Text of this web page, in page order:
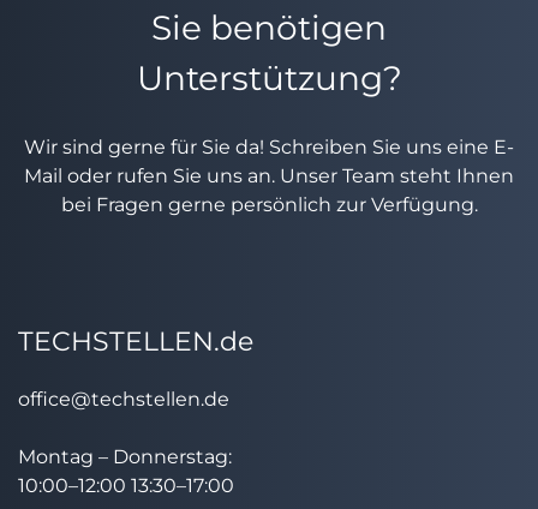
Sie benötigen
Unterstützung?
Wir sind gerne für Sie da! Schreiben Sie uns eine E-
Mail oder rufen Sie uns an. Unser Team steht Ihnen
bei Fragen gerne persönlich zur Verfügung.
TECHSTELLEN.de
office@techstellen.de
Montag – Donnerstag:
10:00–12:00 13:30–17:00